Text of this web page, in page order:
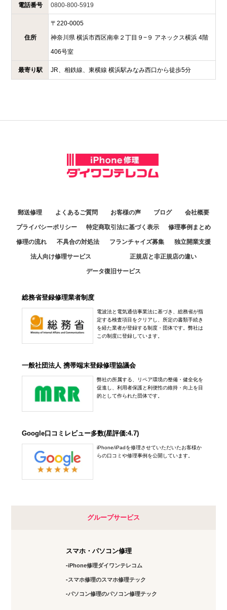
電話番号 0800-800-5919
住所
〒 220-0005
神奈川県 横浜市西区南幸２丁目９−９ アネックス横浜 4階
406号室
最寄り駅 JR、相鉄線、東横線 横浜駅みなみ西口から徒歩5分
郵送修理 よくあるご質問 お客様の声 ブログ 会社概要
プライバシーポリシー 特定商取引法に基づく表示 修理事例まとめ
修理の流れ 不具合の対処法 フランチャイズ募集 独立開業支援
法人向け修理サービス 正規店と非正規店の違い
データ復旧サービス
総務省登録修理業者制度
電波法と電気通信事業法に基づき、総務省が指
定する検査項目をクリアし、所定の書類手続き
を経た業者が登録する制度・団体です。弊社は
この制度に登録しています。
一般社団法人 携帯端末登録修理協議会
弊社の所属する、リペア環境の整備・健全化を
促進し、利用者保護と利便性の維持・向上を目
的として作られた団体です。
Google口コミレビュー多数(星評価:4.7)
iPhone/iPadを修理させていただいたお客様か
らの口コミや修理事例を公開しています。
グループサービス
スマホ・パソコン修理
iPhone修理ダイワンテレコム
スマホ修理のスマホ修理テック
パソコン修理のパソコン修理テック